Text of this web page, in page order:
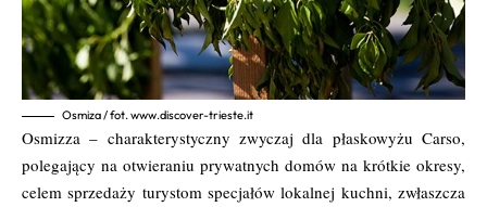
Osmiza / fot. www.discover-trieste.it
Osmizza – charakterystyczny zwyczaj dla płaskowyżu Carso,
polegający na otwieraniu prywatnych domów na krótkie okresy,
celem sprzedaży turystom specjałów lokalnej kuchni, zwłaszcza